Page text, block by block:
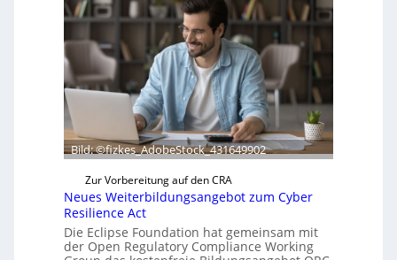
i
f
e
r
t
a
k
u
e
l
Bild: ©fizkes_AdobeStock_431649902
Zur Vorbereitung auf den CRA
Neues Weiterbildungsangebot zum Cyber
Resilience Act
Die Eclipse Foundation hat gemeinsam mit
der Open Regulatory Compliance Working